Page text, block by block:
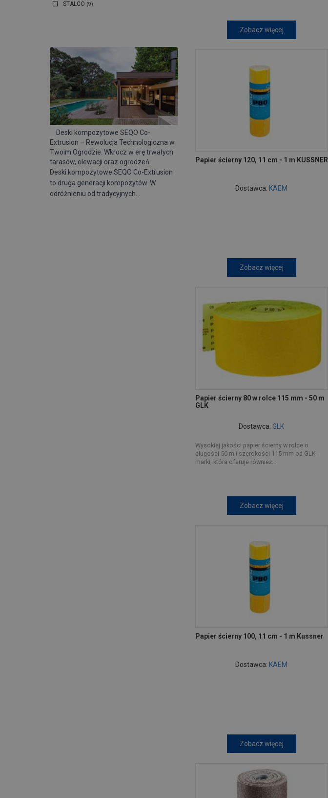
STALCO (9)
Deski kompozytowe SEQO Co-
Extrusion – Rewolucja Technologiczna w
Twoim Ogrodzie. Wkrocz w erę trwałych
tarasów, elewacji oraz ogrodzeń.
Deski kompozytowe SEQO Co-Extrusion
to druga generacji kompozytów. W
odróżnieniu od tradycyjnych…
Zobacz więcej
Papier ścierny 120, 11 cm - 1 m KUSSNER
Dostawca: KAEM
Zobacz więcej
Papier ścierny 80 w rolce 115 mm - 50 m
GLK
Dostawca: GLK
Wysokiej jakości papier ścierny w rolce o
długości 50 m i szerokości 115 mm od GLK -
marki, która oferuje również...
Zobacz więcej
Papier ścierny 100, 11 cm - 1 m Kussner
Dostawca: KAEM
Zobacz więcej